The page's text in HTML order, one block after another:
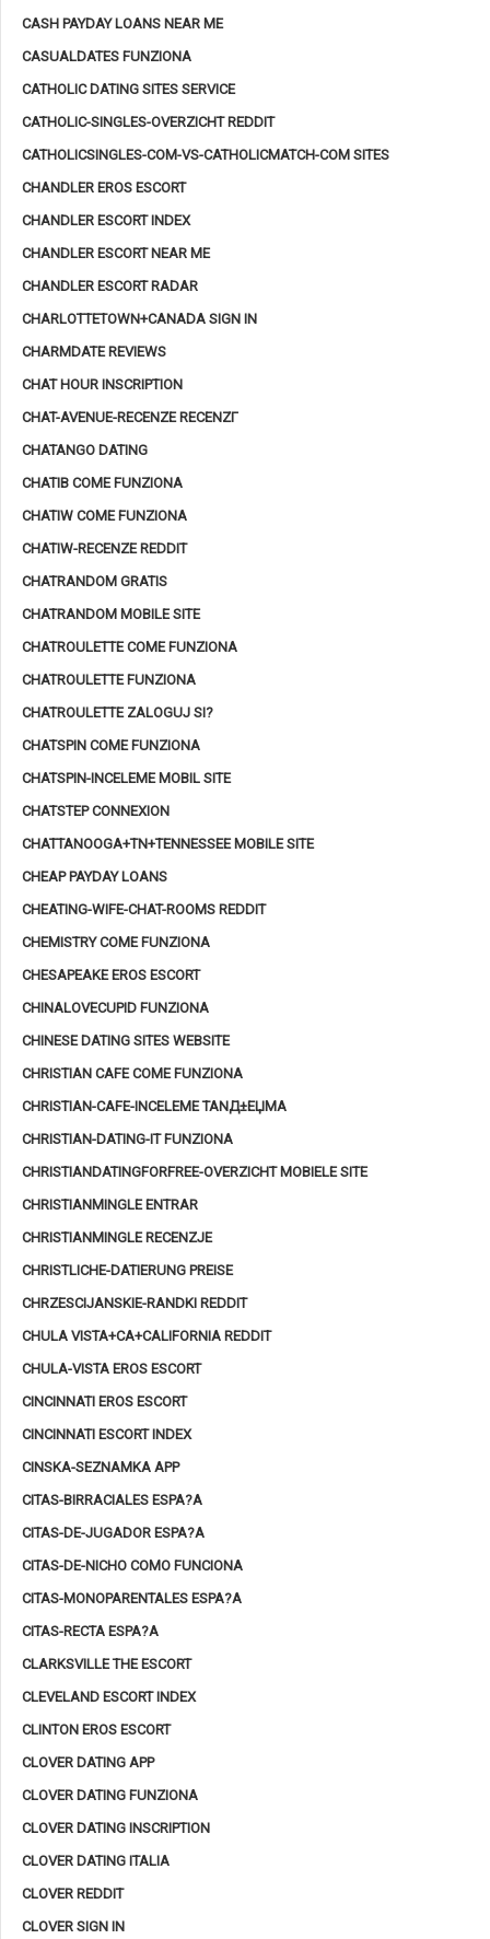
CASH PAYDAY LOANS NEAR ME
CASUALDATES FUNZIONA
CATHOLIC DATING SITES SERVICE
CATHOLIC-SINGLES-OVERZICHT REDDIT
CATHOLICSINGLES-COM-VS-CATHOLICMATCH-COM SITES
CHANDLER EROS ESCORT
CHANDLER ESCORT INDEX
CHANDLER ESCORT NEAR ME
CHANDLER ESCORT RADAR
CHARLOTTETOWN+CANADA SIGN IN
CHARMDATE REVIEWS
CHAT HOUR INSCRIPTION
CHAT-AVENUE-RECENZE RECENZГ­
CHATANGO DATING
CHATIB COME FUNZIONA
CHATIW COME FUNZIONA
CHATIW-RECENZE REDDIT
CHATRANDOM GRATIS
CHATRANDOM MOBILE SITE
CHATROULETTE COME FUNZIONA
CHATROULETTE FUNZIONA
CHATROULETTE ZALOGUJ SI?
CHATSPIN COME FUNZIONA
CHATSPIN-INCELEME MOBIL SITE
CHATSTEP CONNEXION
CHATTANOOGA+TN+TENNESSEE MOBILE SITE
CHEAP PAYDAY LOANS
CHEATING-WIFE-CHAT-ROOMS REDDIT
CHEMISTRY COME FUNZIONA
CHESAPEAKE EROS ESCORT
CHINALOVECUPID FUNZIONA
CHINESE DATING SITES WEBSITE
CHRISTIAN CAFE COME FUNZIONA
CHRISTIAN-CAFE-INCELEME TANД±ЕЏMA
CHRISTIAN-DATING-IT FUNZIONA
CHRISTIANDATINGFORFREE-OVERZICHT MOBIELE SITE
CHRISTIANMINGLE ENTRAR
CHRISTIANMINGLE RECENZJE
CHRISTLICHE-DATIERUNG PREISE
CHRZESCIJANSKIE-RANDKI REDDIT
CHULA VISTA+CA+CALIFORNIA REDDIT
CHULA-VISTA EROS ESCORT
CINCINNATI EROS ESCORT
CINCINNATI ESCORT INDEX
CINSKA-SEZNAMKA APP
CITAS-BIRRACIALES ESPA?A
CITAS-DE-JUGADOR ESPA?A
CITAS-DE-NICHO COMO FUNCIONA
CITAS-MONOPARENTALES ESPA?A
CITAS-RECTA ESPA?A
CLARKSVILLE THE ESCORT
CLEVELAND ESCORT INDEX
CLINTON EROS ESCORT
CLOVER DATING APP
CLOVER DATING FUNZIONA
CLOVER DATING INSCRIPTION
CLOVER DATING ITALIA
CLOVER REDDIT
CLOVER SIGN IN